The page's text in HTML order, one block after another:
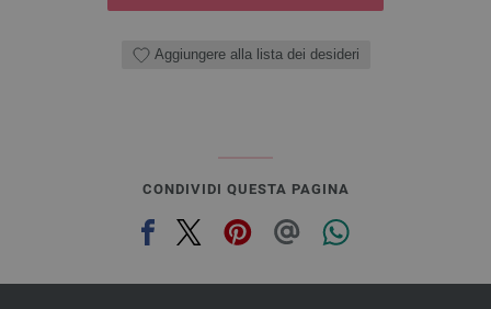
Aggiungere alla lista dei desideri
CONDIVIDI QUESTA PAGINA